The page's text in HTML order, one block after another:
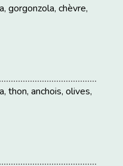
gorgonzola, chèvre,
thon, anchois, olives,